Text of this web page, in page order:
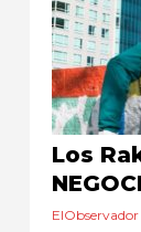
Los
ElObservador